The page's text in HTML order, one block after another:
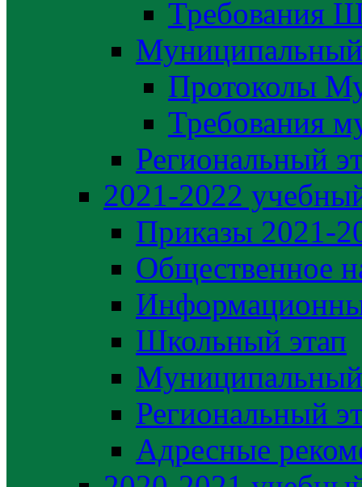
Требования
Муниципальный
Протоколы
Требования
Региональный
2021-2022
Приказы 2021-
Общественное
Школьный этап
Муниципальный
Региональный
Адресные